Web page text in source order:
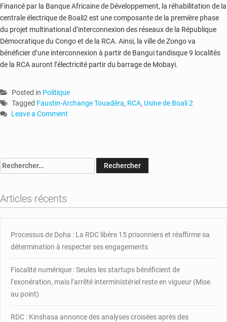
Financé par la Banque Africaine de Développement, la réhabilitation de la
centrale électrique de Boali2 est une composante de la première phase
du projet multinational d’interconnexion des réseaux de la République
Démocratique du Congo et de la RCA. Ainsi, la ville de Zongo va
bénéficier d’une interconnexion à partir de Bangui tandisque 9 localités
de la RCA auront l’électricité partir du barrage de Mobayi.
Posted in Politique
Tagged Faustin-Archange Touadéra, RCA, Usine de Boali 2
Leave a Comment
de
Boali
2
Rechercher :
Articles récents
Processus de Doha : La RDC libère 15 prisonniers et réaffirme sa
détermination à respecter ses engagements
Fiscalité numérique : Seules les startups bénéficient de
l’exonération, mais l’arrêté interministériel reste en vigueur (Mise
au point)
RDC : Kinshasa annonce des analyses croisées après des